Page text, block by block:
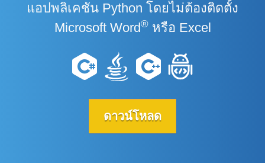
แอปพลิเคชัน Python โดยไม่ต้องติดตั้ง
Microsoft Word®หรือ Excel
ดาวน์โหลด